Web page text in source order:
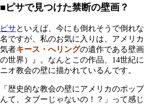
■ピサで見つけた禁断の壁画？
ピサといえば、今にも倒れそうで倒れ
名ですが、私のお気に入りは、アメリ
気者キース・へリングの遺作である壁
の世界）』。なんとこの作品、14世紀
ニオ教会の壁に描かれているんです。
「歴史的な教会の壁にアメリカのポッ
んて、タブーじゃないの！？」って感